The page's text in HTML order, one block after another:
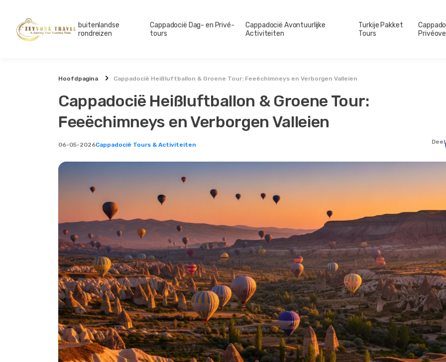
buitenlandse
rondreizen
Cappadocië Dag- en Privé-
tours
Cappadocië Avontuurlijke
Activiteiten
Turkije Pakket
Tours
Hoofdpagina Cappadocië Heißluftballon & Groene Tour: Feeëchimneys en Verborgen Valleien
Cappadocië Heißluftballon & Groene Tour:
Feeëchimneys en Verborgen Valleien
06-05-2026Cappadocië Tours & Activiteiten Deel